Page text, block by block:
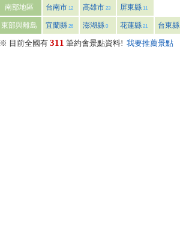
南部地區 台南市 12 高雄市 23 屏東縣 11
東部與離島 宜蘭縣 26 澎湖縣 0 花蓮縣 21 台東縣
※ 目前全國有 311 筆約會景點資料! 我要推薦景點